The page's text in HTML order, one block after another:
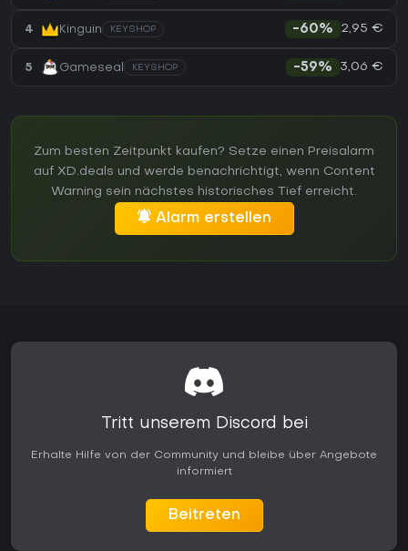
4 Kinguin KEYSHOP -60% 2,95 €
5 Gameseal KEYSHOP -59% 3,06 €
Zum besten Zeitpunkt kaufen? Setze einen Preisalarm
auf XD.deals und werde benachrichtigt, wenn Content
Warning sein nächstes historisches Tief erreicht.
Alarm erstellen
Tritt unserem Discord bei
Erhalte Hilfe von der Community und bleibe über Angebote
informiert
Beitreten